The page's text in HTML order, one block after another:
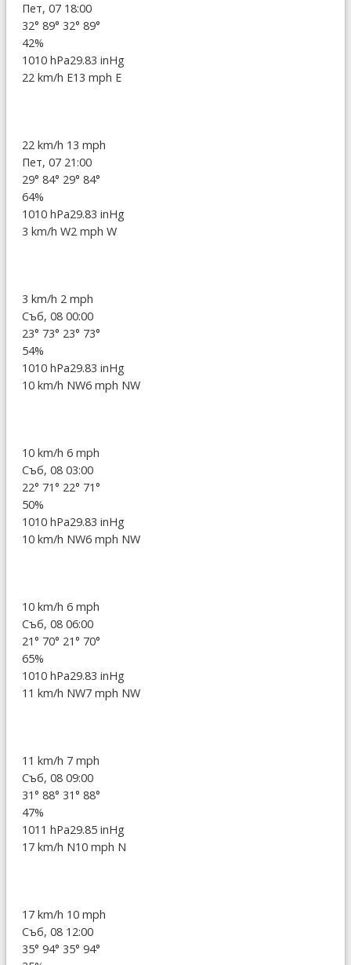
Пет, 07 18:00
32° 89° 32° 89°
42%
1010 hPa29.83 inHg
22 km/h E13 mph E
22 km/h 13 mph
Пет, 07 21:00
29° 84° 29° 84°
64%
1010 hPa29.83 inHg
3 km/h W2 mph W
3 km/h 2 mph
Съб, 08 00:00
23° 73° 23° 73°
54%
1010 hPa29.83 inHg
10 km/h NW6 mph NW
10 km/h 6 mph
Съб, 08 03:00
22° 71° 22° 71°
50%
1010 hPa29.83 inHg
10 km/h NW6 mph NW
10 km/h 6 mph
Съб, 08 06:00
21° 70° 21° 70°
65%
1010 hPa29.83 inHg
11 km/h NW7 mph NW
11 km/h 7 mph
Съб, 08 09:00
31° 88° 31° 88°
47%
1011 hPa29.85 inHg
17 km/h N10 mph N
17 km/h 10 mph
Съб, 08 12:00
35° 94° 35° 94°